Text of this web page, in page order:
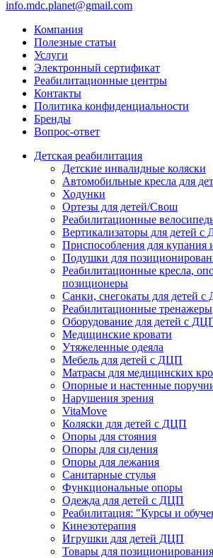
info.mdc.planet@gmail.com
Компания
Полезные статьи
Услуги
Электронный сертификат
Реабилитационные центры
Контакты
Политика конфиденциальности
Бренды
Вопрос-ответ
Детская реабилитация
Детские инвалидные коляски
Автомобильные кресла для
Ходунки
Ортезы для детей/Свош
Реабилитационные
Вертикализаторы для детей
Приспособления для купания
Подушки для
Реабилитационные кресла,
позиционеры
Санки, снегокаты для детей
Реабилитационные тренажеры
Оборудование для детей с
Медицинские кровати
Утяжеленные одеяла
Мебель для детей с ДЦП
Матрасы для медицинских
Опорные и настенные
Нарушения зрения
VitaMove
Коляски для детей с ДЦП
Опоры для стояния
Опоры для сидения
Опоры для лежания
Санитарные стулья
Функциональные опоры
Одежда для детей с ДЦП
Реабилитация: "Курсы и
Кинезотерапия
Игрушки для детей ДЦП
Товары для позиционирования